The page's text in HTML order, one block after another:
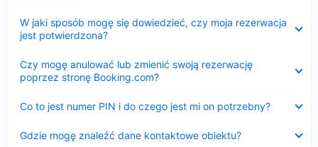
W jaki sposób mogę się dowiedzieć, czy moja rezerwacja
jest potwierdzona?
Czy mogę anulować lub zmienić swoją rezerwację
poprzez stronę Booking.com?
Co to jest numer PIN i do czego jest mi on potrzebny?
Gdzie mogę znaleźć dane kontaktowe obiektu?